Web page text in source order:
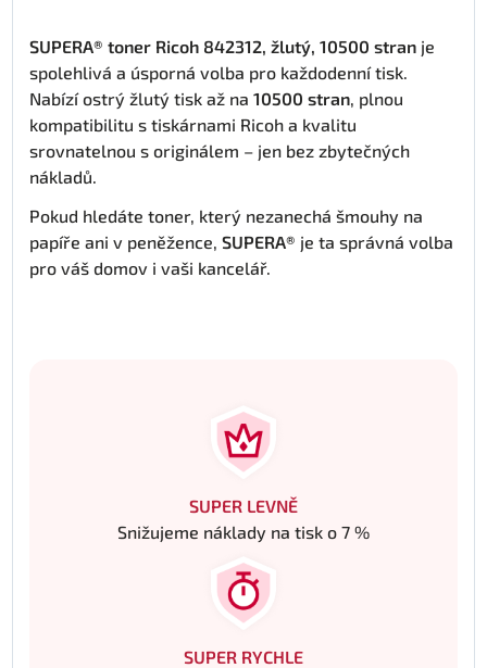
SUPERA® toner Ricoh 842312, žlutý, 10500 stran je
spolehlivá a úsporná volba pro každodenní tisk.
Nabízí ostrý žlutý tisk až na 10500 stran, plnou
kompatibilitu s tiskárnami Ricoh a kvalitu
srovnatelnou s originálem – jen bez zbytečných
nákladů.
Pokud hledáte toner, který nezanechá šmouhy na
papíře ani v peněžence, SUPERA® je ta správná volba
pro váš domov i vaši kancelář.
SUPER LEVNĚ
Snižujeme náklady na tisk o 7 %
SUPER RYCHLE